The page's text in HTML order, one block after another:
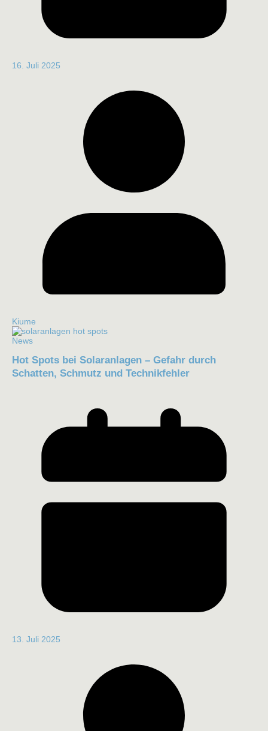
16. Juli 2025
Kiume
News
Hot Spots bei Solaranlagen – Gefahr durch
Schatten, Schmutz und Technikfehler
13. Juli 2025